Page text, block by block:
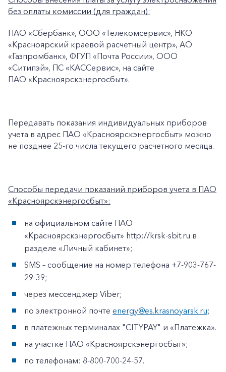
Заказать обратный звонок
Частным клиентам
Корпоративным клиентам
без оплаты комиссии (для граждан):
ПАО «Сбербанк», ООО «Телекомсервис», НКО
«Красноярский краевой расчетный центр», АО
«Газпромбанк», ФГУП «Почта России», ООО
«Ситипэй», ПС «КАССервис», на сайте
ПАО «Красноярскэнергосбыт».
Передавать показания индивидуальных приборов
учета в адрес ПАО «Красноярскэнергосбыт» можно
не позднее 25-го числа текущего расчетного месяца.
Способы передачи показаний приборов учета в ПАО
«Красноярскэнергосбыт»:
на официальном сайте ПАО
«Красноярскэнергосбыт» http://krsk-sbit.ru в
разделе «Личный кабинет»;
SMS – сообщение на номер телефона +7-903-767-
29-39;
через мессенджер Viber;
по электронной почте energy@es.krasnoyarsk.ru;
в платежных терминалах "CITYPAY" и «Платежка».
на участке ПАО «Красноярскэнергосбыт»;
по телефонам: 8-800-700-24-57.